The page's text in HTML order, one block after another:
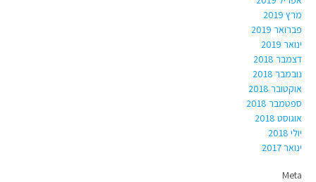
מרץ 2019
פברואר 2019
ינואר 2019
דצמבר 2018
נובמבר 2018
אוקטובר 2018
ספטמבר 2018
אוגוסט 2018
יולי 2018
ינואר 2017
Meta